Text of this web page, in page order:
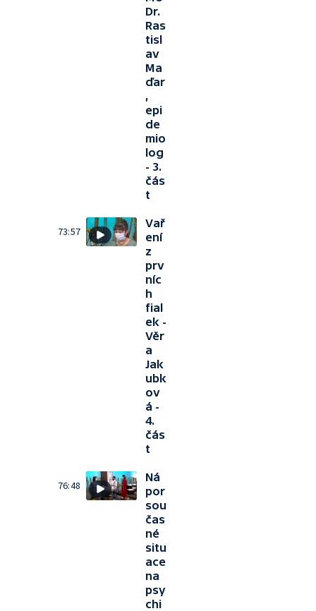
Dr.
Ras
tisl
av
Ma
ďar
,
epi
de
mio
log
- 3.
čás
t
73:57
Vař
ení
z
prv
níc
h
fial
ek -
Věr
a
Jak
ubk
ov
á -
4.
čás
t
76:48
Ná
por
sou
čas
né
situ
ace
na
psy
chi